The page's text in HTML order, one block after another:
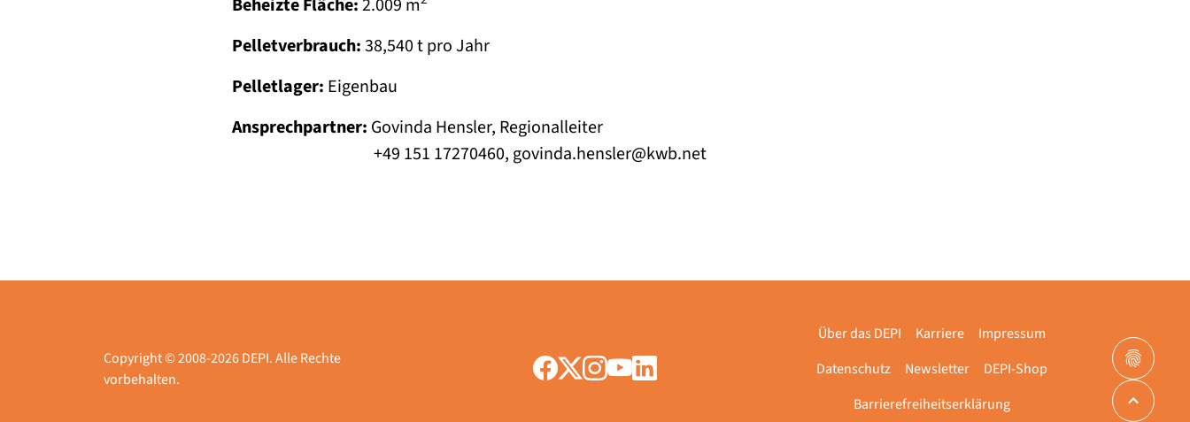
Beheizte Fläche:2.009 m
Pelletverbrauch:38,540 t pro Jahr
Pelletlager: Eigenbau
Ansprechpartner: Govinda Hensler, Regionalleiter
+49 151 17270460, govinda.hensler@kwb.net
Copyright © 2008-2026 DEPI. Alle Rechte
vorbehalten.
Über das DEPI Karriere
Impressum
Datenschutz
Newsletter
DEPI-Shop
Barrierefreiheitserklärung